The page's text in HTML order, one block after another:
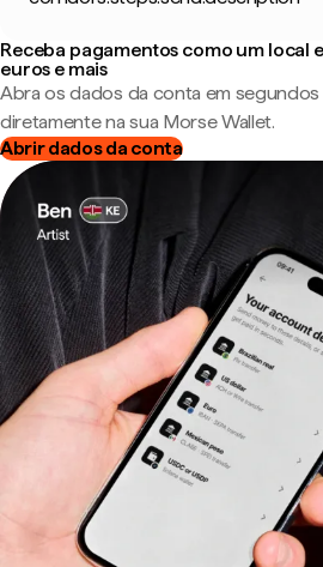
Receba pagamentos como um local
euros e mais
Abra os dados da conta em
diretamente na sua Morse Wallet.
Abrir dados da conta